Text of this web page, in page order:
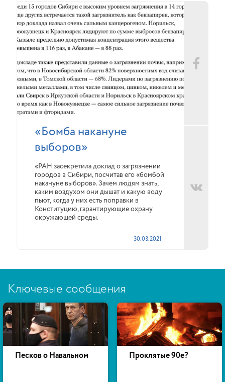
«Бомба накануне
выборов»
«РАН засекретила доклад о загрязнении
городов в Сибири, посчитав его «бомбой
накануне выборов». Зачем людям знать,
каким воздухом они дышат и какую воду
пьют, когда у них есть поправки в
Конституцию, гарантирующие охрану
окружающей среды.
30.03.2021
Ключевые сообщения
Песков о Навальном Проклятые 90е?